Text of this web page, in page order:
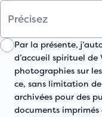
Par la présente,
d’accueil spirituel
photographies sur
ce, sans limitation
archivées pour des
documents